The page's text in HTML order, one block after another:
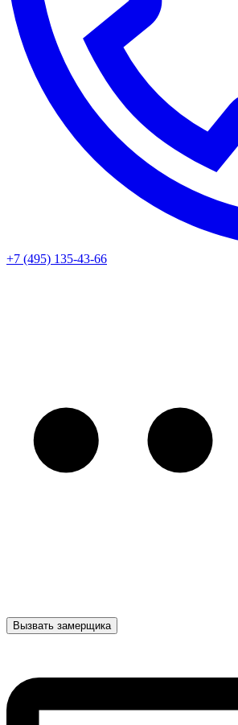
+7 (495) 135-43-66
Вызвать замерщика